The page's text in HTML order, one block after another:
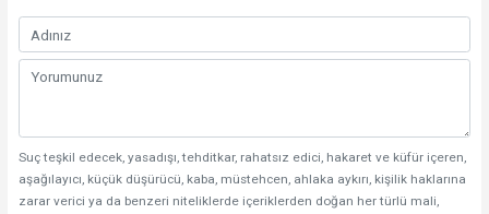
Suç teşkil edecek, yasadışı, tehditkar, rahatsız edici, hakaret ve küfür içeren,
aşağılayıcı, küçük düşürücü, kaba, müstehcen, ahlaka aykırı, kişilik haklarına
zarar verici ya da benzeri niteliklerde içeriklerden doğan her türlü mali,